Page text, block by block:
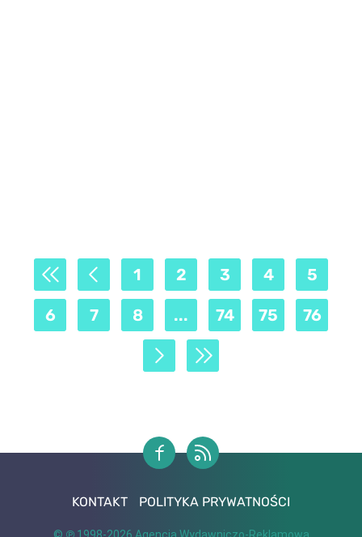
1 2 3 4 5
6 7 8 ... 74 75 76
KONTAKT POLITYKA PRYWATNOŚCI